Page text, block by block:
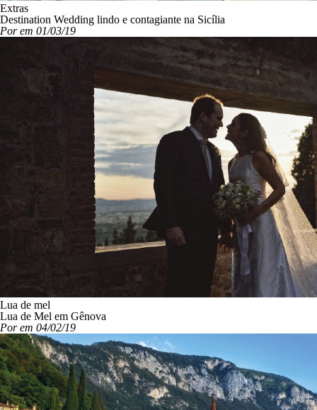
Extras
Destination Wedding lindo e contagiante na Sicília
Por em 01/03/19
Lua de mel
Lua de Mel em Gênova
Por em 04/02/19